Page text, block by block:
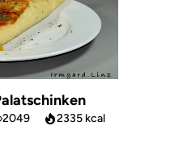
2049 2335 kcal